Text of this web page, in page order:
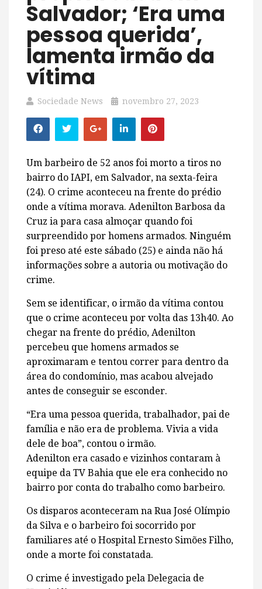
Salvador; ‘Era uma
pessoa querida’,
lamenta irmão da
vítima
Sociedade News novembro 27, 2023
Um barbeiro de 52 anos foi morto a tiros no
bairro do IAPI, em Salvador, na sexta-feira
(24). O crime aconteceu na frente do prédio
onde a vítima morava. Adenilton Barbosa da
Cruz ia para casa almoçar quando foi
surpreendido por homens armados. Ninguém
foi preso até este sábado (25) e ainda não há
informações sobre a autoria ou motivação do
crime.
Sem se identificar, o irmão da vítima contou
que o crime aconteceu por volta das 13h40. Ao
chegar na frente do prédio, Adenilton
percebeu que homens armados se
aproximaram e tentou correr para dentro da
área do condomínio, mas acabou alvejado
antes de conseguir se esconder.
“Era uma pessoa querida, trabalhador, pai de
família e não era de problema. Vivia a vida
dele de boa”, contou o irmão.
Adenilton era casado e vizinhos contaram à
equipe da TV Bahia que ele era conhecido no
bairro por conta do trabalho como barbeiro.
Os disparos aconteceram na Rua José Olímpio
da Silva e o barbeiro foi socorrido por
familiares até o Hospital Ernesto Simões Filho,
onde a morte foi constatada.
O crime é investigado pela Delegacia de